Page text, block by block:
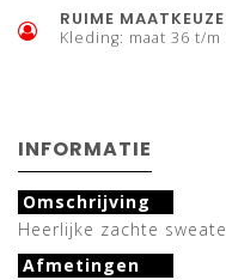
RUIME MAATKEUZE
Kleding: maat 36 t/m
INFORMATIE
Omschrijving
Heerlijke zachte
Afmetingen